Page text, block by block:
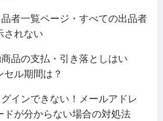
者一覧ページ・すべての出品者
されない
品の支払・引き落としはい
セル期間は？
インできない！メールアドレ
ドが分からない場合の対処法